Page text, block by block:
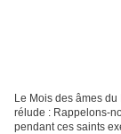
Le Mois des âmes
rélude : Rappelons-
pendant ces saints